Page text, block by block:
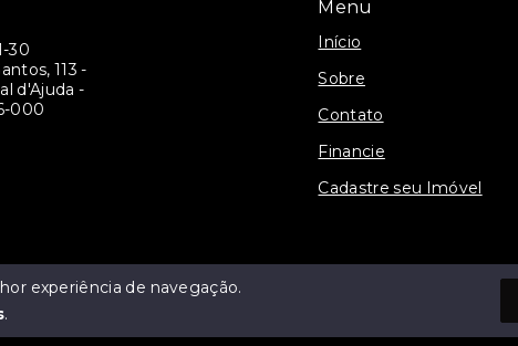
Menu
Início
Sobre
Contato
Financie
Cadastre seu Imóvel
30
113 -
d'Ajuda -
000
experiência de navegação.
.